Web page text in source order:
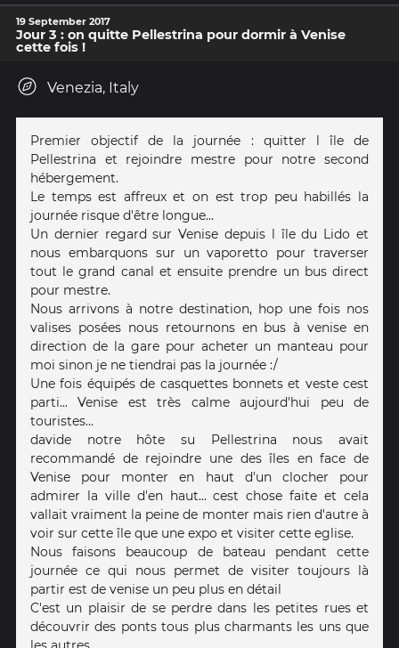
19 September 2017
Jour 3 : on quitte Pellestrina pour dormir à Venise
cette fois !
Venezia, Italy
Premier objectif de la journée : quitter l île de
Pellestrina et rejoindre mestre pour notre second
hébergement.
Le temps est affreux et on est trop peu habillés la
journée risque d'être longue...
Un dernier regard sur Venise depuis l île du Lido et
nous embarquons sur un vaporetto pour traverser
tout le grand canal et ensuite prendre un bus direct
pour mestre.
Nous arrivons à notre destination, hop une fois nos
valises posées nous retournons en bus à venise en
direction de la gare pour acheter un manteau pour
moi sinon je ne tiendrai pas la journée :/
Une fois équipés de casquettes bonnets et veste cest
parti... Venise est très calme aujourd'hui peu de
touristes...
davide notre hôte su Pellestrina nous avait
recommandé de rejoindre une des îles en face de
Venise pour monter en haut d'un clocher pour
admirer la ville d'en haut... cest chose faite et cela
vallait vraiment la peine de monter mais rien d'autre à
voir sur cette île que une expo et visiter cette eglise.
Nous faisons beaucoup de bateau pendant cette
journée ce qui nous permet de visiter toujours là
partir est de venise un peu plus en détail
C'est un plaisir de se perdre dans les petites rues et
découvrir des ponts tous plus charmants les uns que